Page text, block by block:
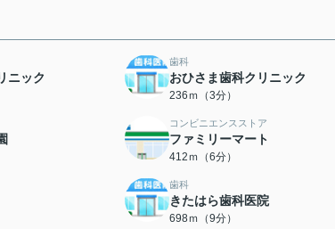
ニック
歯科
おひさま歯科クリニック
236ｍ（3分）
コンビニエンスストア
ファミリーマート
412ｍ（6分）
歯科
きたはら歯科医院
698ｍ（9分）